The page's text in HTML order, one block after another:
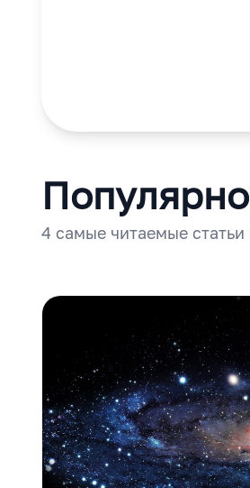
4 самые читаемые